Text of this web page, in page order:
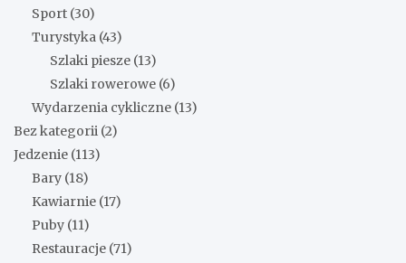
Sport (30)
Turystyka (43)
Szlaki piesze (13)
Szlaki rowerowe (6)
Wydarzenia cykliczne (13)
Bez kategorii (2)
Jedzenie (113)
Bary (18)
Kawiarnie (17)
Puby (11)
Restauracje (71)